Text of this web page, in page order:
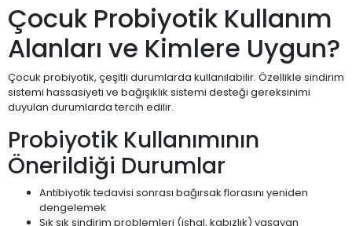
Çocuk Probiyotik Kullanım
Alanları ve Kimlere Uygun?
Çocuk probiyotik, çeşitli durumlarda kullanılabilir. Özellikle sindirim
sistemi hassasiyeti ve bağışıklık sistemi desteği gereksinimi
duyulan durumlarda tercih edilir.
Probiyotik Kullanımının
Önerildiği Durumlar
Antibiyotik tedavisi sonrası bağırsak florasını yeniden
dengelemek
Sık sık sindirim problemleri (ishal, kabızlık) yaşayan